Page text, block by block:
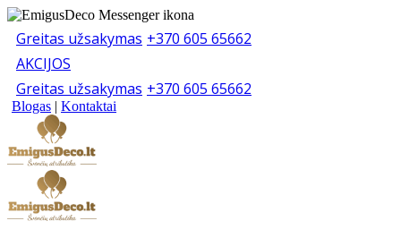
Greitas užsakymas +370 605 65662
AKCIJOS
Greitas užsakymas +370 605 65662
Blogas | Kontaktai